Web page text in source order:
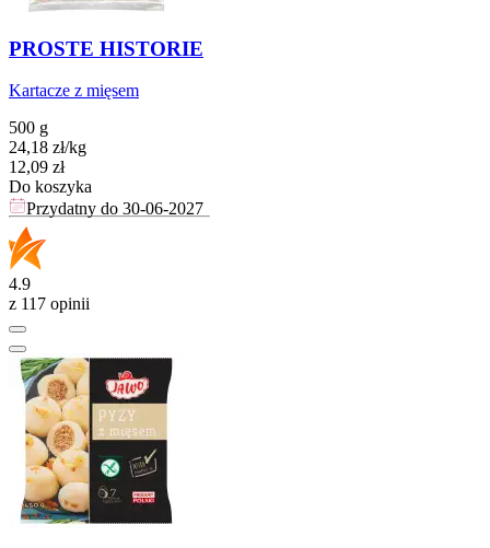
PROSTE HISTORIE
Kartacze z mięsem
500 g
24,18 zł/kg
Cena
12,09 zł
Do koszyka
Przydatny do 30-06-2027
4.9
z 117 opinii